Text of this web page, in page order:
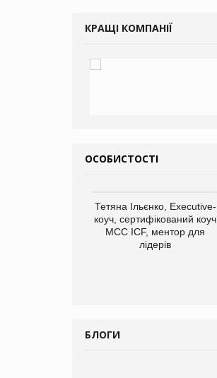
КРАЩІ КОМПАНІЇ
ОСОБИСТОСТІ
Тетяна Ільєнко, Executive-
коуч, сертифікований коуч
МСС ICF, ментор для
лідерів
БЛОГИ